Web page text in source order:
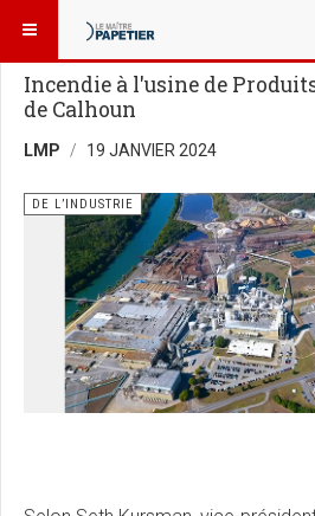
VOUS ÊTES ICI :
Incendie à l'usine de
de Calhoun
LMP 19 JANVIER 2024
DE L’INDUSTRIE